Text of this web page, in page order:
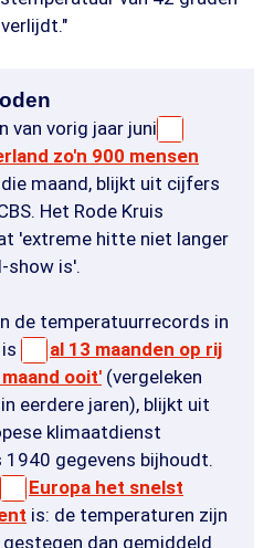
van vorig jaar juni
zo'n 900 mensen
maand, blijkt uit cijfers
Het Rode Kruis
'extreme hitte niet langer
show is'.
de temperatuurrecords in
al 13 maanden op rij
ooit' (vergeleken
eerdere jaren), blijkt uit
klimaatdienst
1940 gegevens bijhoudt.
Europa het snelst
is: de temperaturen zijn
dan gemiddeld